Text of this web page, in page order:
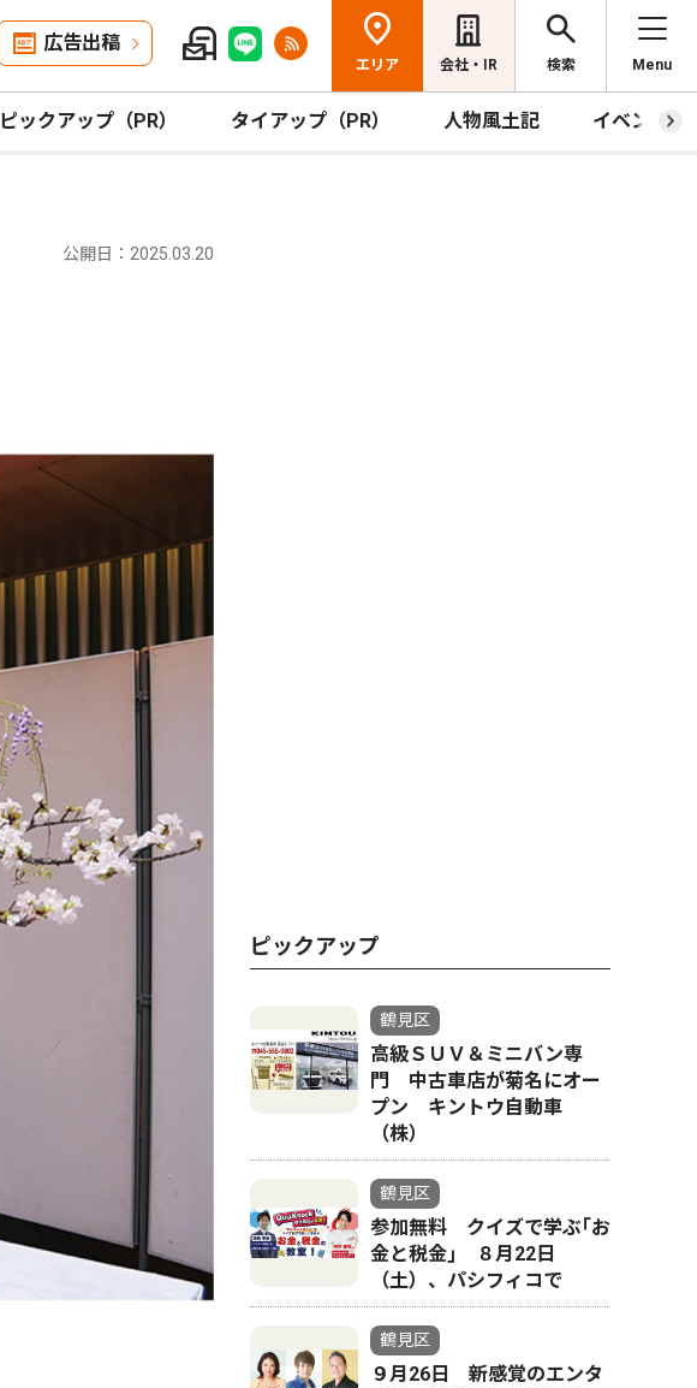
広告出稿
エリア 会社・IR 検索 Menu
ピックアップ（PR） タイアップ（PR） 人物風土記 イベント
公開日：2025.03.20
ピックアップ
鶴見区
高級ＳＵＶ＆ミニバン専
門 中古車店が菊名にオー
プン キントウ自動車
（株）
鶴見区
参加無料 クイズで学ぶ｢お
金と税金｣ ８月22日
（土）、パシフィコで
鶴見区
９月26日 新感覚のエンタ